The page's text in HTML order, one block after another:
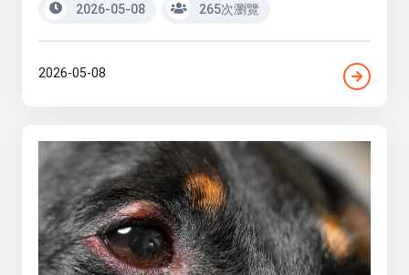
2026-05-08 265次瀏覽
2026-05-08